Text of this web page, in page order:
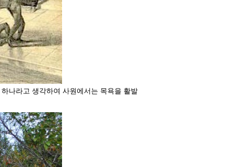
나라고 생각하여 사원에서는 목욕을 활발